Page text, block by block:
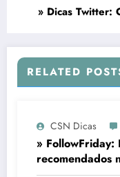
» Dicas Twitter:
RELATED
CSN Dicas
» FollowFriday:
recomendados